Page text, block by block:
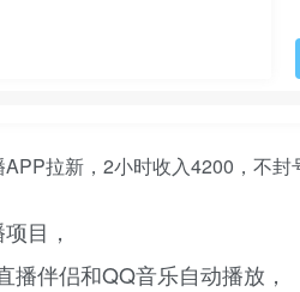
目，
播伴侣和QQ音乐自动播放，